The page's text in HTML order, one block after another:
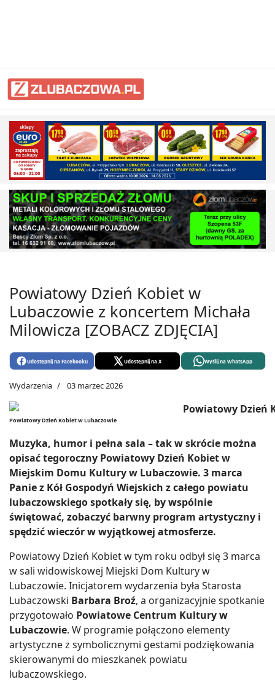
Powiatowy Dzień Kobiet w
Lubaczowie z koncertem Michała
Milowicza [ZOBACZ ZDJĘCIA]
Udostępnij na Facebooku Udostępnij na X Wyślij na WhatsApp
Wydarzenia 03 marzec 2026
Powiatowy Dzień Kobiet w Lubaczowie
Muzyka, humor i pełna sala – tak w skrócie można
opisać tegoroczny Powiatowy Dzień Kobiet w
Miejskim Domu Kultury w Lubaczowie. 3 marca
Panie z Kół Gospodyń Wiejskich z całego powiatu
lubaczowskiego spotkały się, by wspólnie
świętować, zobaczyć barwny program artystyczny i
spędzić wieczór w wyjątkowej atmosferze.
Powiatowy Dzień Kobiet w tym roku odbył się 3 marca
w sali widowiskowej Miejski Dom Kultury w
Lubaczowie. Inicjatorem wydarzenia była Starosta
Lubaczowski Barbara Broź, a organizacyjnie spotkanie
przygotowało Powiatowe Centrum Kultury w
Lubaczowie. W programie połączono elementy
artystyczne z symbolicznymi gestami podziękowania
skierowanymi do mieszkanek powiatu
lubaczowskiego.